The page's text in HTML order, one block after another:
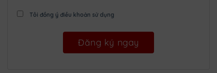
Tôi đồng ý điều khoản sử dụng